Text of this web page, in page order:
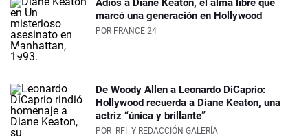
Adiós a Diane Keaton, el alma libre que
marcó una generación en Hollywood
POR FRANCE 24
De Woody Allen a Leonardo DiCaprio:
Hollywood recuerda a Diane Keaton, una
actriz “única y brillante”
POR RFI Y REDACCIÓN GALERÍA